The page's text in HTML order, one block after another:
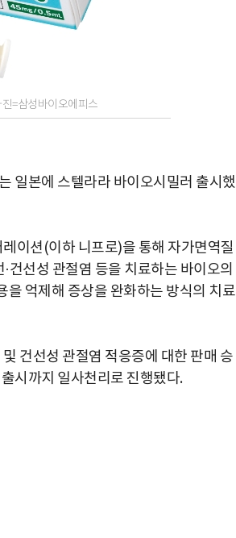
=삼성바이오에피스
일본에 스텔라라 바이오시밀러 출시했
이션(이하 니프로)을 통해 자가면역질
건선성 관절염 등을 치료하는 바이오의
억제해 증상을 완화하는 방식의 치료
건선성 관절염 적응증에 대한 판매 승
시까지 일사천리로 진행됐다.